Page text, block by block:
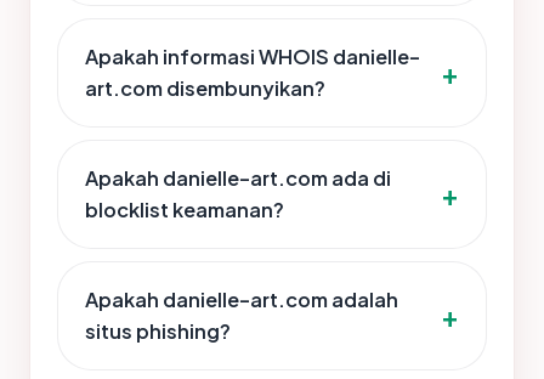
Apakah informasi WHOIS danielle-
art.com disembunyikan?
Apakah danielle-art.com ada di
blocklist keamanan?
Apakah danielle-art.com adalah
situs phishing?